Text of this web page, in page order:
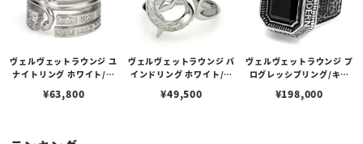
ヴェルヴェットラウンジ ユ
ナイトリング ホワイト/キ
¥63,800
ヴェルヴェットラウンジ バ
インドリング ホワイト/キ
¥49,500
ヴェルヴェットラウンジ プ
ログレッシブリング/キュ
ック） -#25
¥198,000